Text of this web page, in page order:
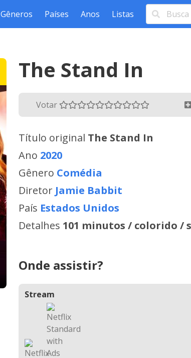
Gêneros Países Anos Listas
The Stand In
Votar
Título original The Stand In
Ano 2020
Gênero Comédia
Diretor Jamie Babbit
País Estados Unidos
Detalhes 101 minutos / colorido /
Onde assistir?
Stream